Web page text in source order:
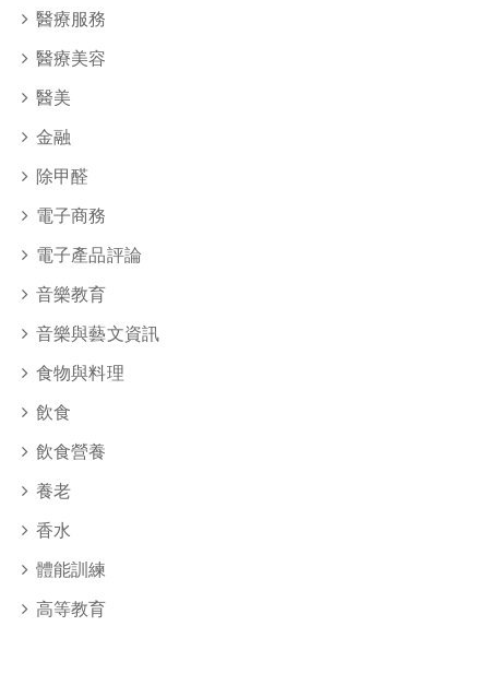
醫療服務
醫療美容
醫美
金融
除甲醛
電子商務
電子產品評論
音樂教育
音樂與藝文資訊
食物與料理
飲食
飲食營養
養老
香水
體能訓練
高等教育